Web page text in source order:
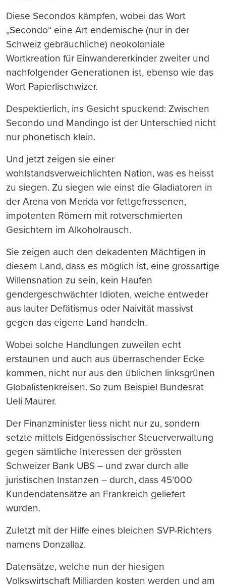
Diese Secondos kämpfen, wobei das Wort
„Secondo“ eine Art endemische (nur in der
Schweiz gebräuchliche) neokoloniale
Wortkreation für Einwandererkinder zweiter und
nachfolgender Generationen ist, ebenso wie das
Wort Papierlischwizer.
Despektierlich, ins Gesicht spuckend: Zwischen
Secondo und Mandingo ist der Unterschied nicht
nur phonetisch klein.
Und jetzt zeigen sie einer
wohlstandsverweichlichten Nation, was es heisst
zu siegen. Zu siegen wie einst die Gladiatoren in
der Arena von Merida vor fettgefressenen,
impotenten Römern mit rotverschmierten
Gesichtern im Alkoholrausch.
Sie zeigen auch den dekadenten Mächtigen in
diesem Land, dass es möglich ist, eine grossartige
Willensnation zu sein, kein Haufen
gendergeschwächter Idioten, welche entweder
aus lauter Defätismus oder Naivität massivst
gegen das eigene Land handeln.
Wobei solche Handlungen zuweilen echt
erstaunen und auch aus überraschender Ecke
kommen, nicht nur aus den üblichen linksgrünen
Globalistenkreisen. So zum Beispiel Bundesrat
Ueli Maurer.
Der Finanzminister liess nicht nur zu, sondern
setzte mittels Eidgenössischer Steuerverwaltung
gegen sämtliche Interessen der grössten
Schweizer Bank UBS – und zwar durch alle
juristischen Instanzen – durch, dass 45’000
Kundendatensätze an Frankreich geliefert
wurden.
Zuletzt mit der Hilfe eines bleichen SVP-Richters
namens Donzallaz.
Datensätze, welche nun der hiesigen
Volkswirtschaft Milliarden kosten werden und am